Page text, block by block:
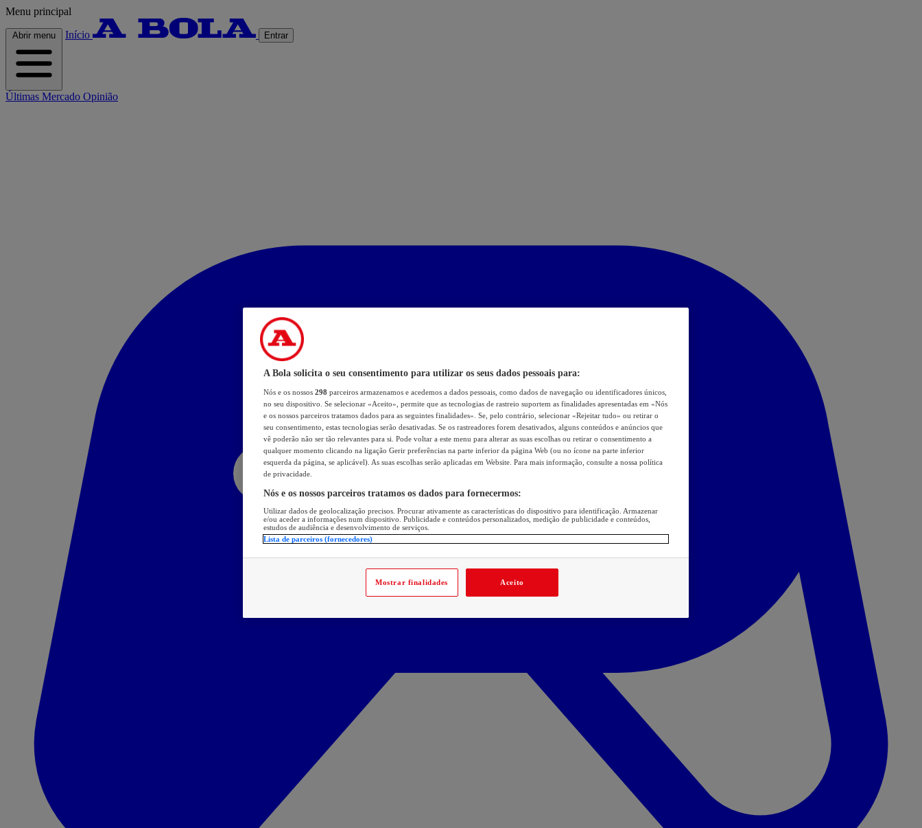
Menu principal
Abrir menu Início Entrar
Últimas Mercado Opinião
A Bola solicita o seu consentimento para utilizar os seus dados pessoais para:
Nós e os nossos 298 parceiros armazenamos e acedemos a dados pessoais, como dados de navegação ou identificadores únicos,
no seu dispositivo. Se selecionar «Aceito», permite que as tecnologias de rastreio suportem as finalidades apresentadas em «Nós
e os nossos parceiros tratamos dados para as seguintes finalidades». Se, pelo contrário, selecionar «Rejeitar tudo» ou retirar o
seu consentimento, estas tecnologias serão desativadas. Se os rastreadores forem desativados, alguns conteúdos e anúncios que
vê poderão não ser tão relevantes para si. Pode voltar a este menu para alterar as suas escolhas ou retirar o consentimento a
qualquer momento clicando na ligação Gerir preferências na parte inferior da página Web (ou no ícone na parte inferior
esquerda da página, se aplicável). As suas escolhas serão aplicadas em Website. Para mais informação, consulte a nossa política
de privacidade.
Nós e os nossos parceiros tratamos os dados para fornecermos:
Utilizar dados de geolocalização precisos. Procurar ativamente as características do dispositivo para identificação. Armazenar
e/ou aceder a informações num dispositivo. Publicidade e conteúdos personalizados, medição de publicidade e conteúdos,
estudos de audiência e desenvolvimento de serviços.
Lista de parceiros (fornecedores)
Mostrar finalidades Aceito